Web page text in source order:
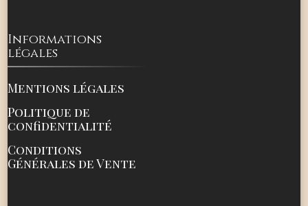
Informations
légales
Mentions légales
Politique de
confidentialité
Conditions
Générales de Vente